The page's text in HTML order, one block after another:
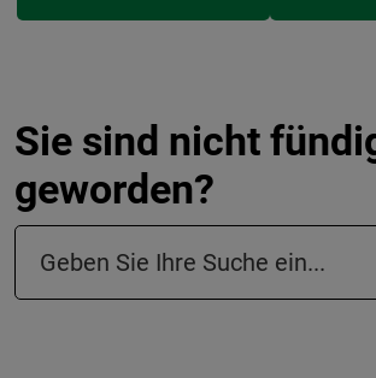
Sie sind nicht
geworden?
Suchfeld in der Fußzeile